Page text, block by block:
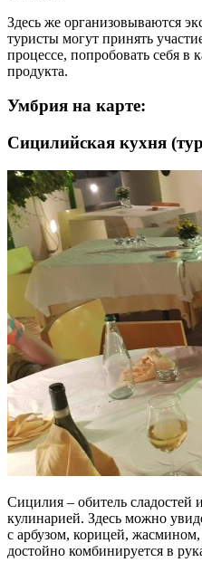
Здесь же организовываются
туристы могут принять
процессе, попробовать себя в
продукта.
Умбрия на карте:
Сицилийская кухня
Сицилия – обитель сладостей
кулинарией. Здесь можно
с арбузом, корицей, жасмином,
достойно комбинируется в